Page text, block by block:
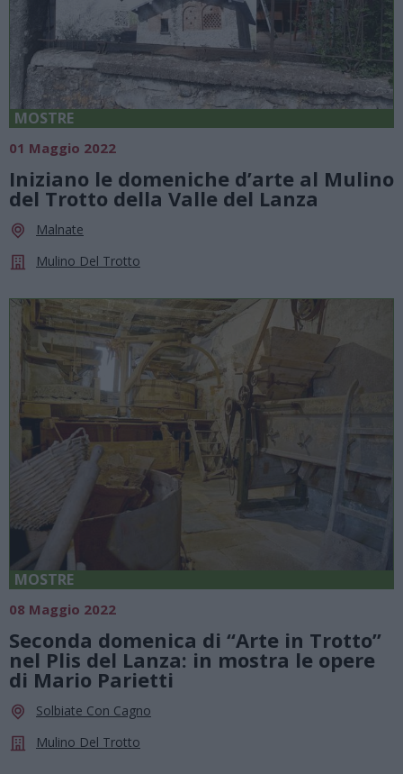
MOSTRE
01 Maggio 2022
Iniziano le domeniche d’arte al Mulino
del Trotto della Valle del Lanza
Malnate
Mulino Del Trotto
MOSTRE
08 Maggio 2022
Seconda domenica di “Arte in Trotto”
nel Plis del Lanza: in mostra le opere
di Mario Parietti
Solbiate Con Cagno
Mulino Del Trotto